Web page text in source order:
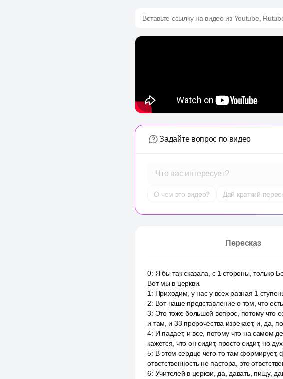
Вставьте ссылку на видео из Youtube,
Задайте вопрос по видео
Что вас интересует?
О чем это видео? Дай краткий
Пересказ
0: Я бы так сказала, с 1 стороны, только
Вот мы в церкви.
1 : Приходим, у нас у всех разная 1
2: Вот наше представление о том, что
3: Это тоже большой вопрос, потому что
и там, и 33 пророчества изрекает, и, да,
4: И падает, и все, потому что на самом
кажется, что он сидит, просто сидит, но
5: В этом сердце чего-то там формирует,
ответственность не пастора, это
6: Учителей в церкви, да, давать, пищу,